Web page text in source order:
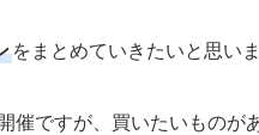
をまとめていきたいと思い
催ですが、買いたいものが